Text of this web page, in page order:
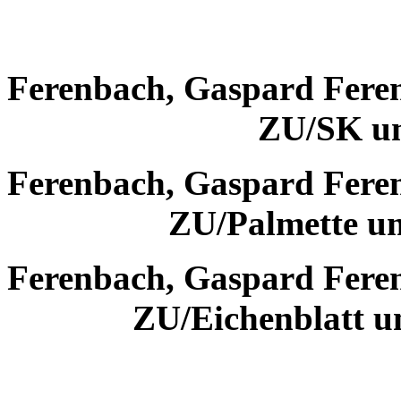
Ferenbach, Gaspard
ZU/SK
Ferenbach, Gaspard
ZU/Palmette
Ferenbach, Gaspard
ZU/Eichenblatt